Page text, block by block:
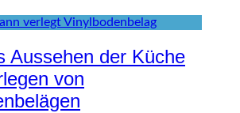
Aussehen der Küche
von